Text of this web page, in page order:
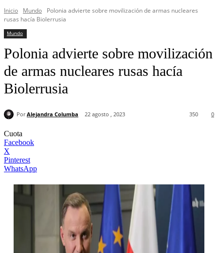
Inicio Mundo
Polonia advierte sobre movilización de armas nucleares
rusas hacía Biolerrusia
Mundo
Polonia advierte sobre movilización
de armas nucleares rusas hacía
Biolerrusia
Por Alejandra Columba 22 agosto , 2023 0
350
Cuota
Facebook
X
Pinterest
WhatsApp